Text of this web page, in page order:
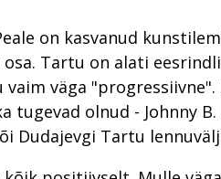
on kasvanud
Tartu on alati
väga "progressiivne".
tugevad olnud - Johnny
Dudajevgi Tartu